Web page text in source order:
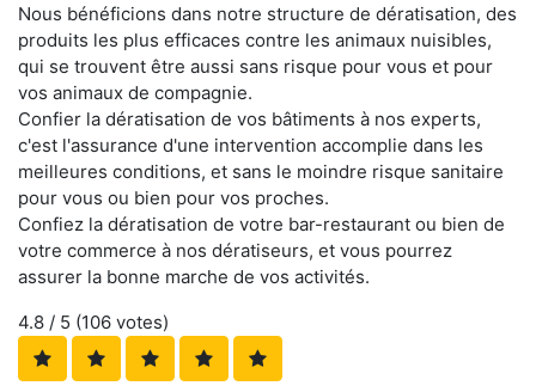
Nous bénéficions dans notre structure de dératisation, des
produits les plus efficaces contre les animaux nuisibles,
qui se trouvent être aussi sans risque pour vous et pour
vos animaux de compagnie.
Confier la dératisation de vos bâtiments à nos experts,
c'est l'assurance d'une intervention accomplie dans les
meilleures conditions, et sans le moindre risque sanitaire
pour vous ou bien pour vos proches.
Confiez la dératisation de votre bar-restaurant ou bien de
votre commerce à nos dératiseurs, et vous pourrez
assurer la bonne marche de vos activités.
4.8 / 5 (106 votes)